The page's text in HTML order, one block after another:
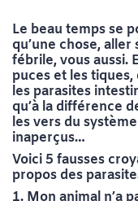
Le beau temps se
qu’une chose,
fébrile, vous aussi.
puces et les
les parasites
qu’à la différence
les vers du
inaperçus…
Voici 5 fausses
propos des